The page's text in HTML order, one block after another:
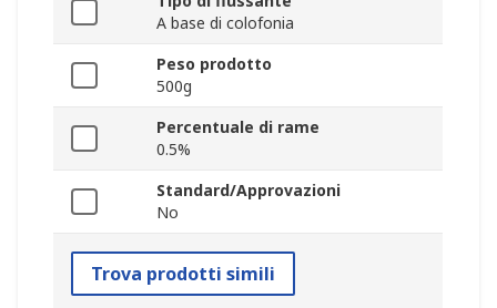
A base di colofonia
Peso prodotto
500g
Percentuale di rame
0.5%
Standard/Approvazioni
No
Trova prodotti simili